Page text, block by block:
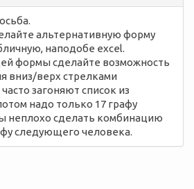
альтернативную форму
наподобе excel.
формы сделайте возможность
вниз/верх стрелками
загоняют список из
надо только 17 графу
неплохо сделать комбинацию
следующего человека.